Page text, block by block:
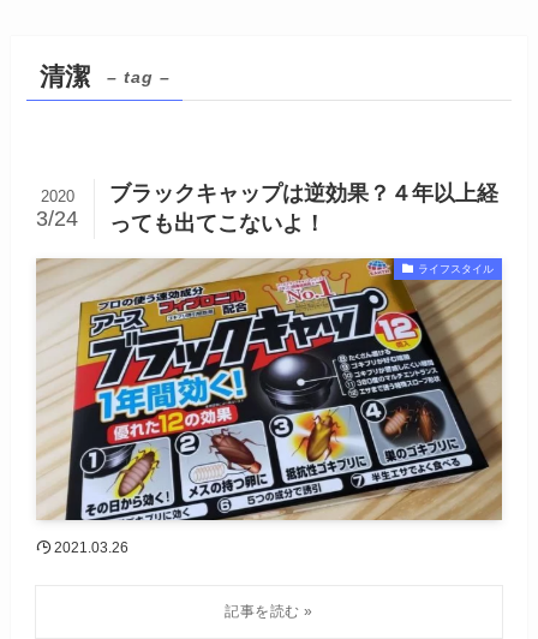
清潔 – tag –
ブラックキャップは逆効果？４年以上経
っても出てこないよ！
2020
3/24
ライフスタイル
2021.03.26